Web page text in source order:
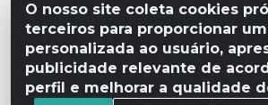
O nosso site coleta cookies
terceiros para proporcionar
personalizada ao usuário,
publicidade relevante de
perfil e melhorar a qualidade
Lívia Distribuidora - Av. Percy
Toninho, São José do Rio Preto /
000 - CNPJ 49.975.923/